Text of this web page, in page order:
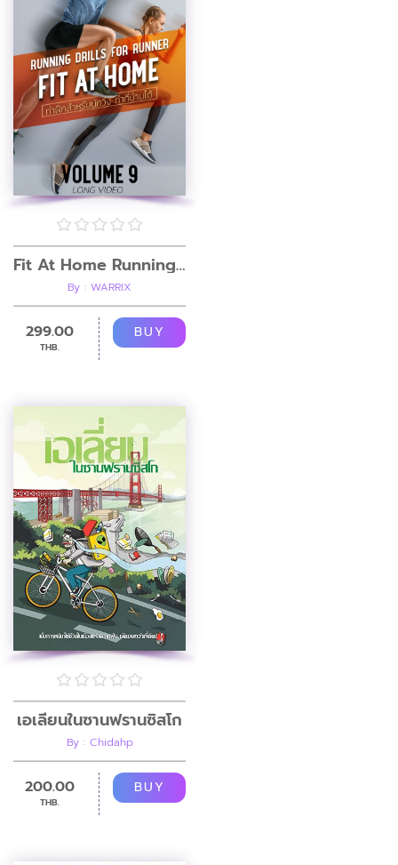
Fit At Home Running Drills (สำหรับฝึกวิ่ง)
By : WARRIX
299.00
THB.
BUY
เอเลี่ยนในซานฟรานซิสโก
By : Chidahp
200.00
THB.
BUY